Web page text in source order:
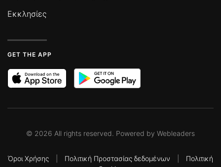
Εκκλησίες
GET THE APP
© 2026 All rights reserved. Powered by Webleaders
Όροι Χρήσης Πολιτική Προστασίας δεδομένων
Πολιτική